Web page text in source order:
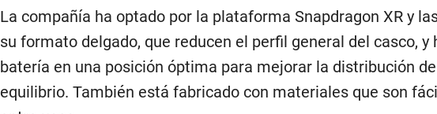
La compañía ha optado por la plataforma Snapdragon XR y
su formato delgado, que reducen el perfil general del casco, y
batería en una posición óptima para mejorar la distribución
equilibrio. También está fabricado con materiales que son